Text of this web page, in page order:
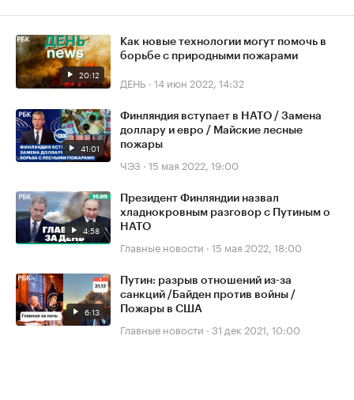
20:12
Как новые технологии могут помочь в
борьбе с природными пожарами
ДЕНЬ · 14 июн 2022, 14:32
41:01
Финляндия вступает в НАТО / Замена
доллару и евро / Майские лесные
пожары
ЧЭЗ · 15 мая 2022, 19:00
4:58
Президент Финляндии назвал
хладнокровным разговор с Путиным о
НАТО
Главные новости · 15 мая 2022, 18:00
6:13
Путин: разрыв отношений из-за
санкций /Байден против войны /
Пожары в США
Главные новости · 31 дек 2021, 10:00